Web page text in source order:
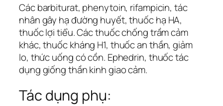
Các barbiturat, phenytoin, rifampicin, tác
nhân gây hạ đường huyết, thuốc hạ HA,
thuốc lợi tiểu. Các thuốc chống trầm cảm
khác, thuốc kháng H1, thuốc an thần, giảm
lo, thức uống có cồn. Ephedrin, thuốc tác
dụng giống thần kinh giao cảm.
Tác dụng phụ: